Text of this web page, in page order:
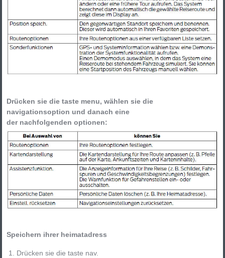
Drücken sie die taste menu, wählen sie die
navigationsoption und danach eine
der nachfolgenden optionen:
Speichern ihrer heimatadress
Drücken sie die taste nav.